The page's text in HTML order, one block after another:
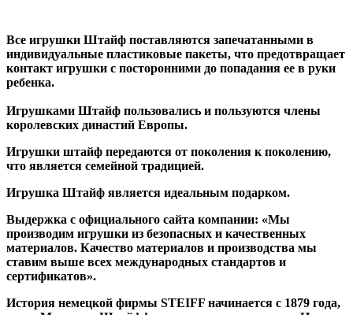
Все игрушки Штайф поставляются запечатанными в
индивидуальные пластиковые пакеты, что предотвращает
контакт игрушки с посторонними до попадания ее в руки
ребенка.
Игрушками Штайф пользовались и пользуются члены
королевских династий Европы.
Игрушки штайф передаются от поколения к поколению,
что является семейной традицией.
Игрушка Штайф является идеальным подарком.
Выдержка с официального сайта компании: «Мы
производим игрушки из безопасных и качественных
материалов. Качество материалов и производства мы
ставим выше всех международных стандартов и
сертификатов».
История немецкой фирмы STEIFF начинается с 1879 года,